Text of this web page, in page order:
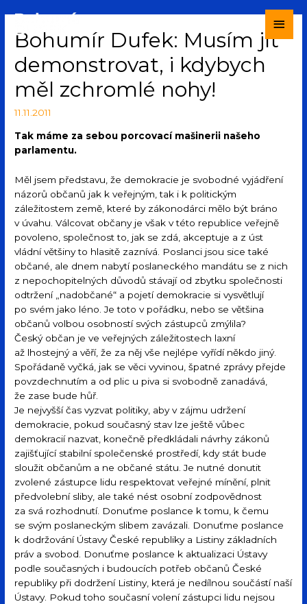
Bohumír Dufek: Musím jít
demonstrovat, i kdybych
měl zchromlé nohy!
11.11.2011
Tak máme za sebou porcovací mašinerii našeho
parlamentu.
Měl jsem představu, že demokracie je svobodné vyjádření
názorů občanů jak k veřejným, tak i k politickým
záležitostem země, které by zákonodárci mělo být bráno
v úvahu. Válcovat občany je však v této republice veřejně
povoleno, společnost to, jak se zdá, akceptuje a z úst
vládní většiny to hlasitě zaznívá. Poslanci jsou sice také
občané, ale dnem nabytí poslaneckého mandátu se z nich
z nepochopitelných důvodů stávají od zbytku společnosti
odtržení „nadobčané“ a pojetí demokracie si vysvětlují
po svém jako léno. Je toto v pořádku, nebo se většina
občanů volbou osobností svých zástupců zmýlila?
Český občan je ve veřejných záležitostech laxní
až lhostejný a věří, že za něj vše nejlépe vyřídí někdo jiný.
Spořádaně vyčká, jak se věci vyvinou, špatné zprávy přejde
povzdechnutím a od plic u piva si svobodně zanadává,
že zase bude hůř.
Je nejvyšší čas vyzvat politiky, aby v zájmu udržení
demokracie, pokud současný stav lze ještě vůbec
demokracií nazvat, konečně předkládali návrhy zákonů
zajišťující stabilní společenské prostředí, kdy stát bude
sloužit občanům a ne občané státu. Je nutné donutit
zvolené zástupce lidu respektovat veřejné mínění, plnit
předvolební sliby, ale také nést osobní zodpovědnost
za svá rozhodnutí. Donuťme poslance k tomu, k čemu
se svým poslaneckým slibem zavázali. Donuťme poslance
k dodržování Ústavy České republiky a Listiny základních
práv a svobod. Donuťme poslance k aktualizaci Ústavy
podle současných i budoucích potřeb občanů České
republiky při dodržení Listiny, která je nedílnou součástí naší
Ústavy. Pokud toho současní volení zástupci lidu nejsou